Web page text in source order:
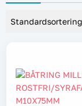
Garage &